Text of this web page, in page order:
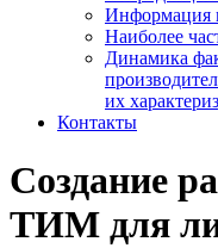
Информация
Наиболее
Динамика
их
Контакты
Создание
ТИМ для